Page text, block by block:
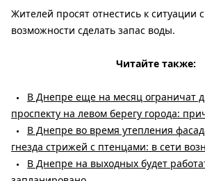
Жителей просят отнестись к
возможности сделать запас воды.
Читайте также:
В Днепре еще на месяц ограничат
проспекту на левом берегу города:
В Днепре во время утепления
гнезда стрижей с птенцами: в сети
В Днепре на выходных будет